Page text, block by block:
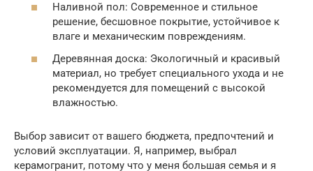
Наливной пол: Современное и стильное
решение, бесшовное покрытие, устойчивое к
влаге и механическим повреждениям.
Деревянная доска: Экологичный и красивый
материал, но требует специального ухода и не
рекомендуется для помещений с высокой
влажностью.
Выбор зависит от вашего бюджета, предпочтений и
условий эксплуатации. Я, например, выбрал
керамогранит, потому что у меня большая семья и я